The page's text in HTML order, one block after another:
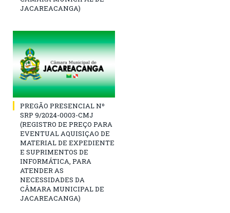
JACAREACANGA)
PREGÃO PRESENCIAL Nº
SRP 9/2024-0003-CMJ
(REGISTRO DE PREÇO PARA
EVENTUAL AQUISIÇAO DE
MATERIAL DE EXPEDIENTE
E SUPRIMENTOS DE
INFORMÁTICA, PARA
ATENDER AS
NECESSIDADES DA
CÂMARA MUNICIPAL DE
JACAREACANGA)